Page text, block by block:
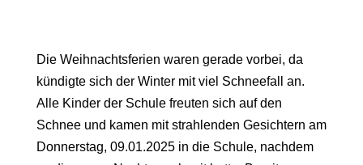
Die Weihnachtsferien waren gerade vorbei, da
kündigte sich der Winter mit viel Schneefall an.
Alle Kinder der Schule freuten sich auf den
Schnee und kamen mit strahlenden Gesichtern am
Donnerstag, 09.01.2025 in die Schule, nachdem